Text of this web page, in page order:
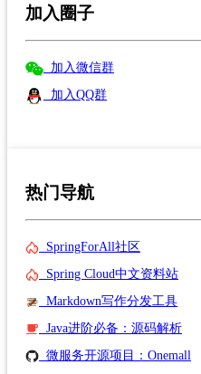
加入圈子
加入微信群
加入QQ群
热门导航
SpringForAll社区
Spring Cloud中文资料站
Markdown写作分发工具
Java进阶必备：源码解析
微服务开源项目：Onemall